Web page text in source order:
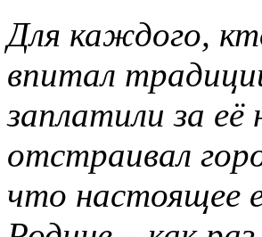
Для каждого,
впитал
заплатили за
отстраивал
что настоящее